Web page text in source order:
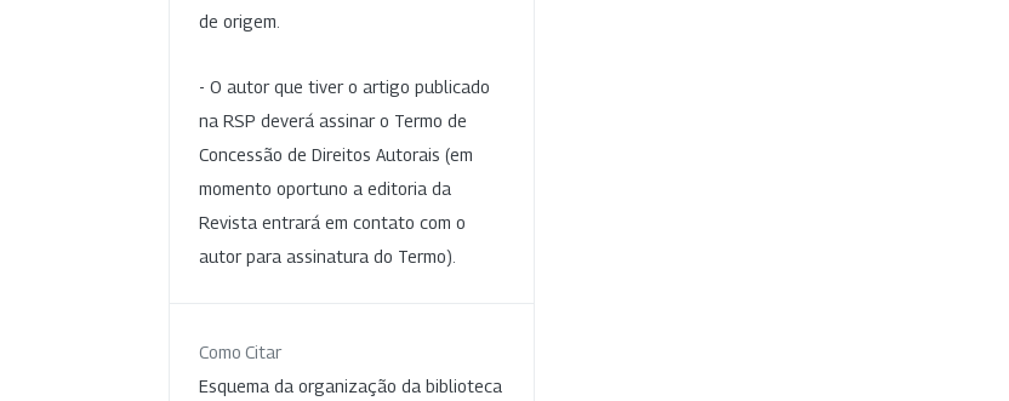
de origem.
- O autor que tiver o artigo publicado
na RSP deverá assinar o Termo de
Concessão de Direitos Autorais (em
momento oportuno a editoria da
Revista entrará em contato com o
autor para assinatura do Termo).
Como Citar
Esquema da organização da biblioteca